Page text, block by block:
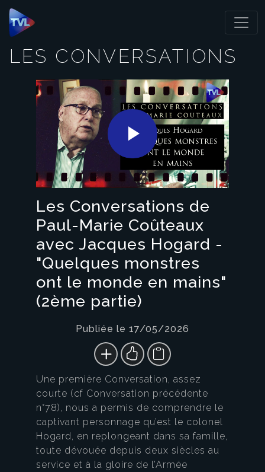
Panneau de gestion des cookies
LES CONVERSATIONS
Play
Video
Les Conversations de
Paul-Marie Coûteaux
avec Jacques Hogard -
"Quelques monstres
ont le monde en mains"
(2ème partie)
Publiée le 17/05/2026
Une première Conversation, assez
courte (cf Conversation précédente
n°78), nous a permis de comprendre le
captivant personnage qu’est le colonel
Hogard, en replongeant dans sa famille,
toute dévouée depuis deux siècles au
service et à la gloire de l’Armée